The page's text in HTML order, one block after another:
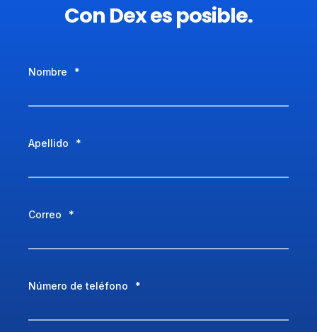
Con Dex es posible.
Nombre *
Apellido *
Correo *
Número de teléfono *